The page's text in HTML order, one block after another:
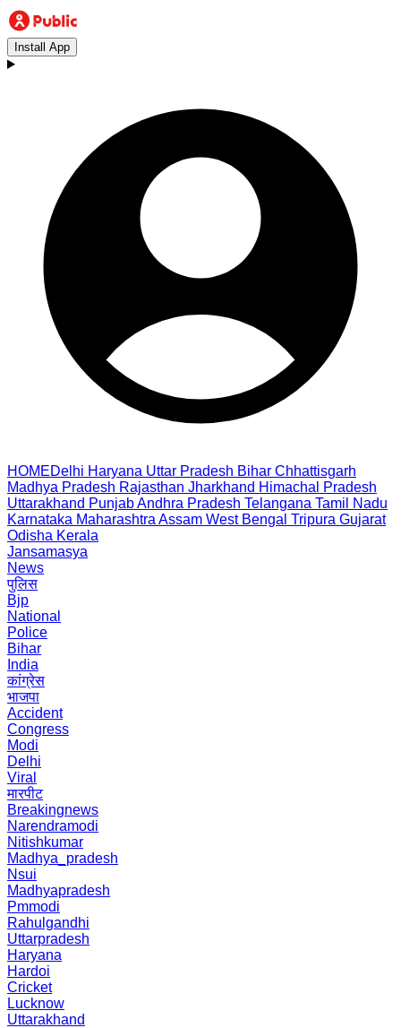
Install App
HOMEDelhi Haryana Uttar Pradesh Bihar Chhattisgarh
Madhya Pradesh Rajasthan Jharkhand Himachal Pradesh
Uttarakhand PunjabAndhra Pradesh Telangana Tamil Nadu
Karnataka Maharashtra Assam West Bengal Tripura Gujarat
Odisha Kerala
Jansamasya
News
पुलिस
Bjp
National
Police
Bihar
India
कांग्रेस
भाजपा
Accident
Congress
Modi
Delhi
Viral
मारपीट
Breakingnews
Narendramodi
Nitishkumar
Madhya_pradesh
Nsui
Madhyapradesh
Pmmodi
Rahulgandhi
Uttarpradesh
Haryana
Hardoi
Cricket
Lucknow
Uttarakhand